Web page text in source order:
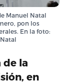
Manuel Natal
pon los
En la foto:
de la
en